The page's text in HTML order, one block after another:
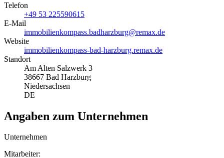
Telefon
+49 53 225590615
E-Mail
immobilienkompass.badharzburg@remax.de
Website
immobilienkompass-bad-harzburg.remax.de
Standort
Am Alten Salzwerk 3
38667 Bad Harzburg
Niedersachsen
DE
Angaben zum Unternehmen
Unternehmen
Mitarbeiter: